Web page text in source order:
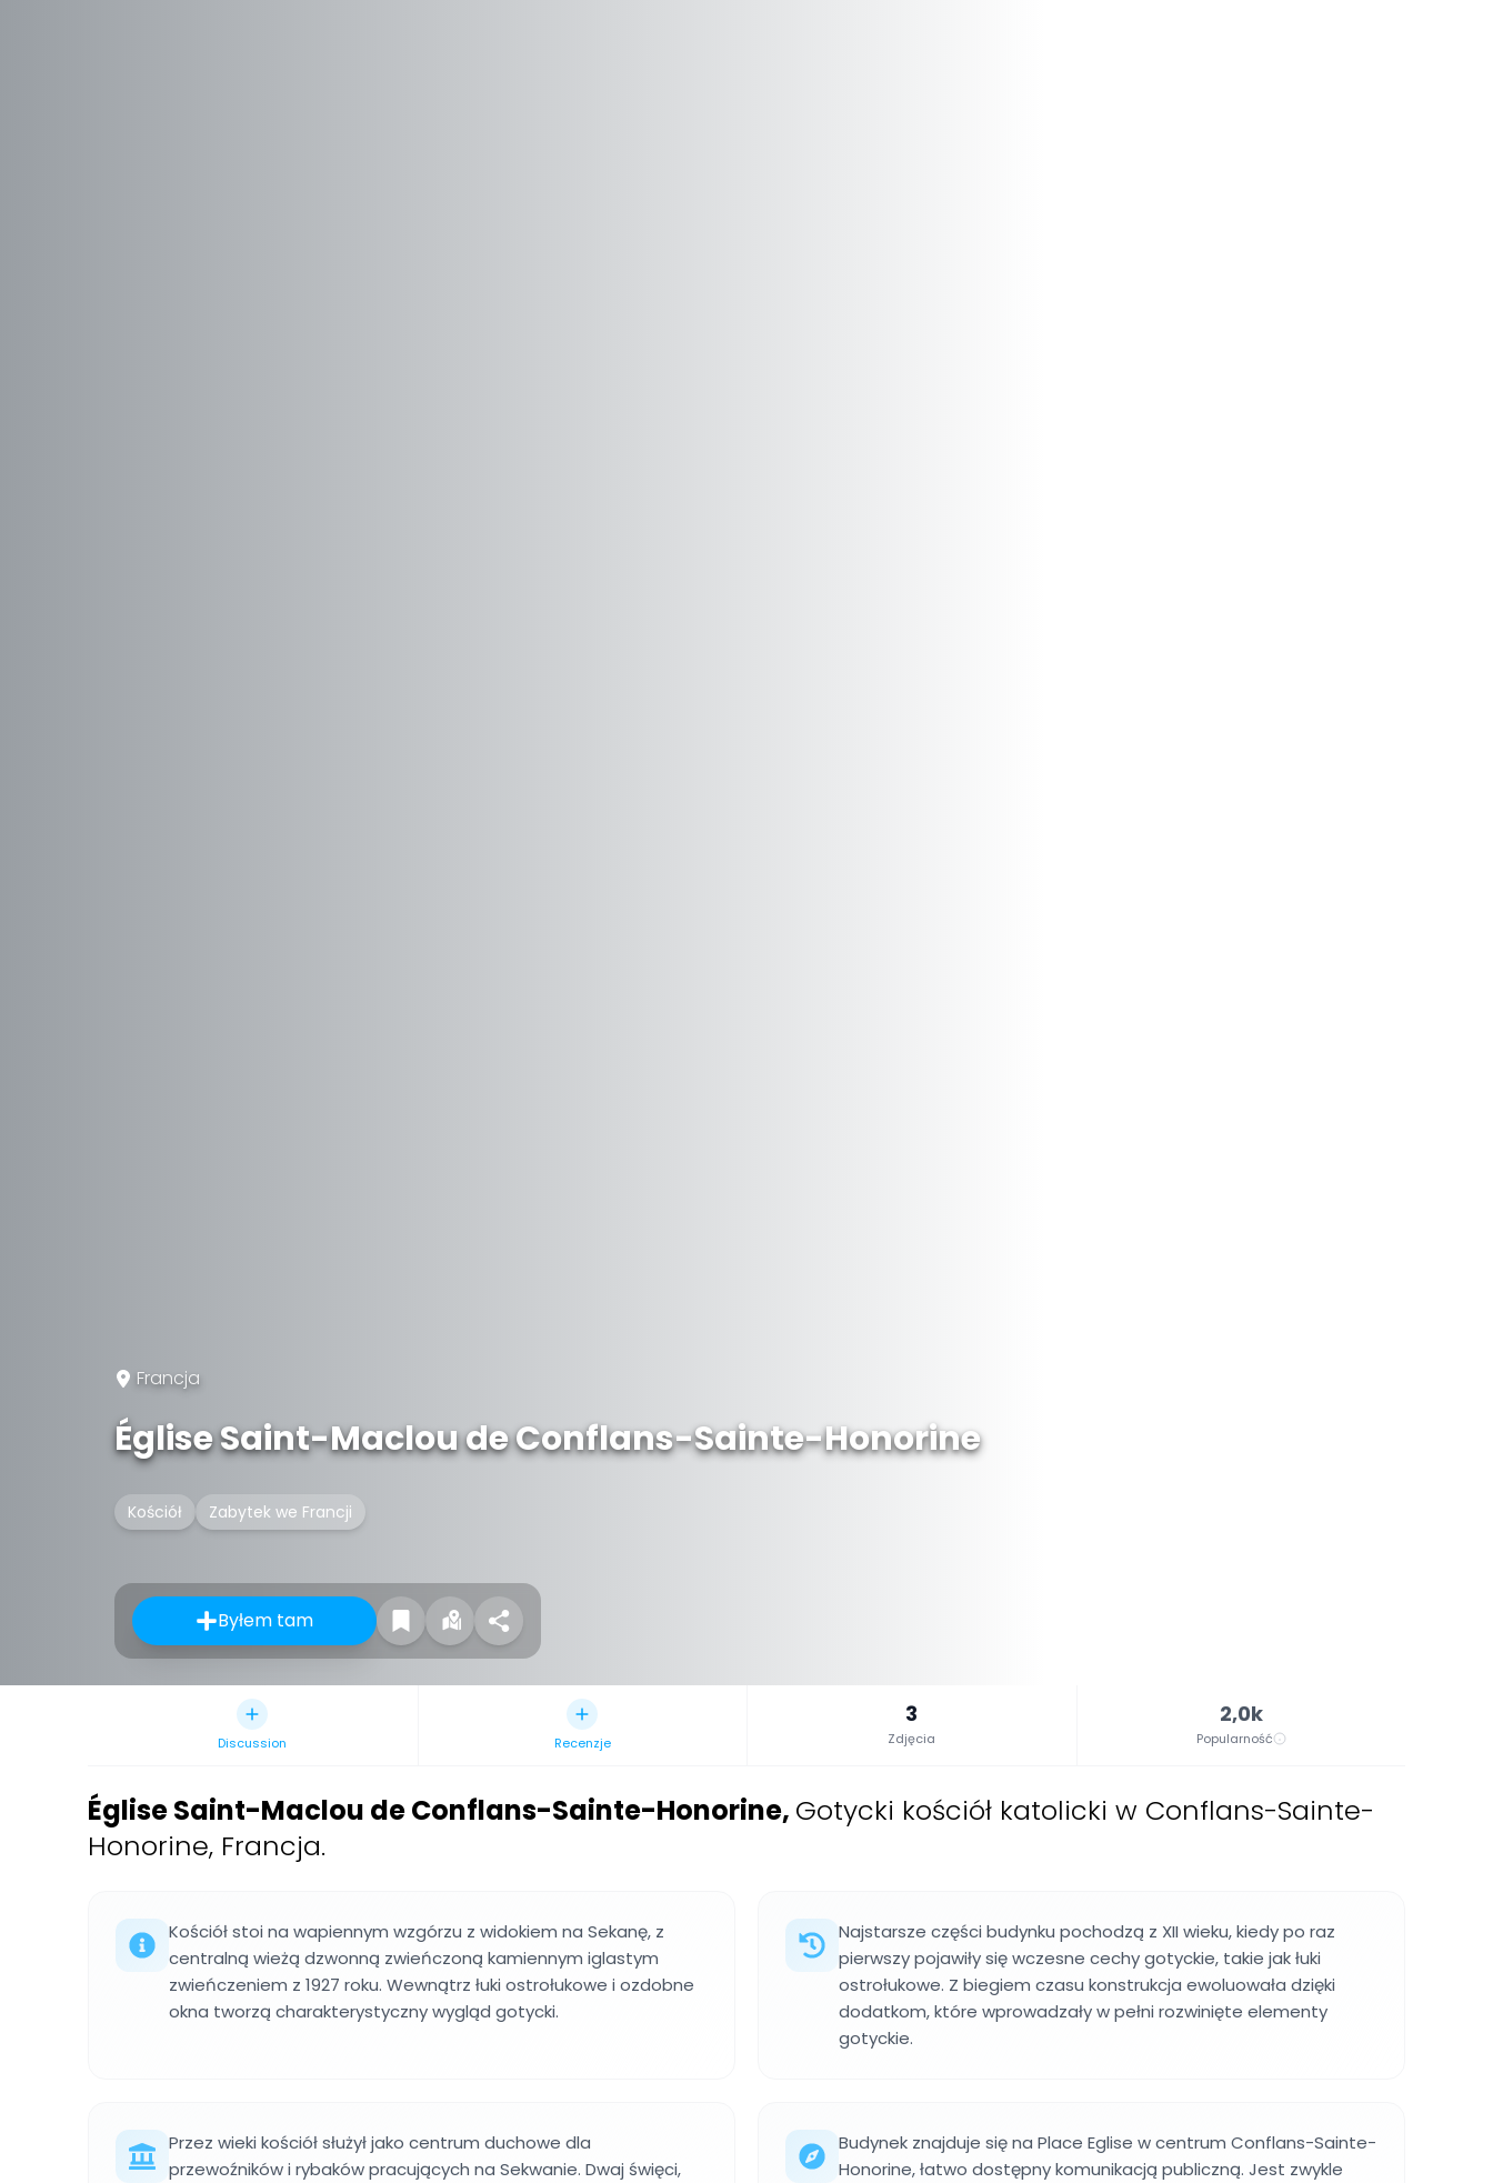
Francja
Église Saint-Maclou de Conflans-Sainte-Honorine
Kościół Zabytek we Francji
Byłem tam
Discussion Recenzje
3
Zdjęcia
2,0k
Popularność
Église Saint-Maclou de Conflans-Sainte-Honorine, Gotycki kościół katolicki w Conflans-Sainte-
Honorine, Francja.
Kościół stoi na wapiennym wzgórzu z widokiem na Sekanę, z
centralną wieżą dzwonną zwieńczoną kamiennym iglastym
zwieńczeniem z 1927 roku. Wewnątrz łuki ostrołukowe i ozdobne
okna tworzą charakterystyczny wygląd gotycki.
Najstarsze części budynku pochodzą z XII wieku, kiedy po raz
pierwszy pojawiły się wczesne cechy gotyckie, takie jak łuki
ostrołukowe. Z biegiem czasu konstrukcja ewoluowała dzięki
dodatkom, które wprowadzały w pełni rozwinięte elementy
gotyckie.
Przez wieki kościół służył jako centrum duchowe dla
przewoźników i rybaków pracujących na Sekwanie. Dwaj święci,
Budynek znajduje się na Place Eglise w centrum Conflans-Sainte-
Honorine, łatwo dostępny komunikacją publiczną. Jest zwykle